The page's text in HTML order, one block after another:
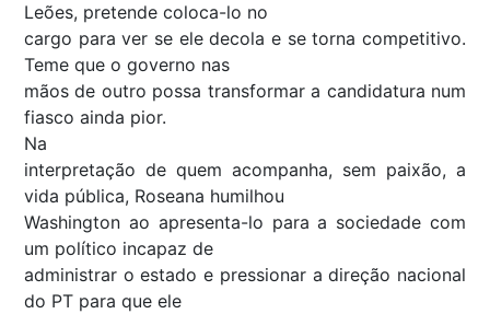
Leões, pretende coloca-lo no
cargo para ver se ele decola e se torna competitivo.
Teme que o governo nas
mãos de outro possa transformar a candidatura num
fiasco ainda pior.
Na
interpretação de quem acompanha, sem paixão, a
vida pública, Roseana humilhou
Washington ao apresenta-lo para a sociedade com
um político incapaz de
administrar o estado e pressionar a direção nacional
do PT para que ele